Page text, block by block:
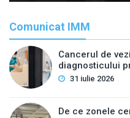
Comunicat IMM
Cancerul de
diagnosticului
31 iulie 2026
De ce zonele